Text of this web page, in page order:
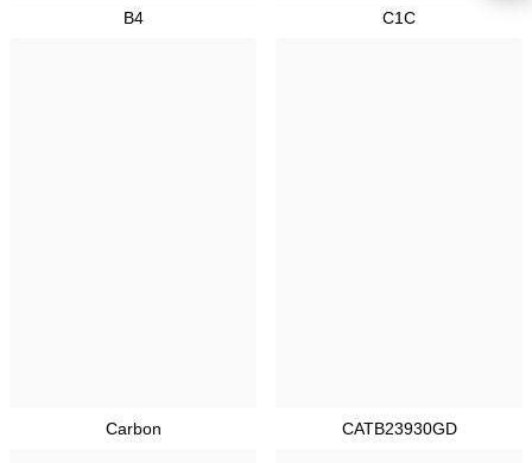
B4 C1C
Carbon CATB23930GD